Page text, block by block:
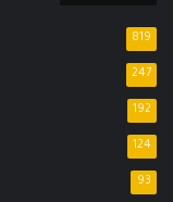
819
247
192
124
93